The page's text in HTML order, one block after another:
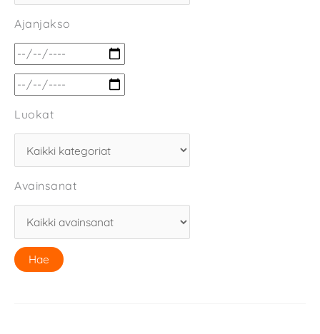
Ajanjakso
Luokat
Avainsanat